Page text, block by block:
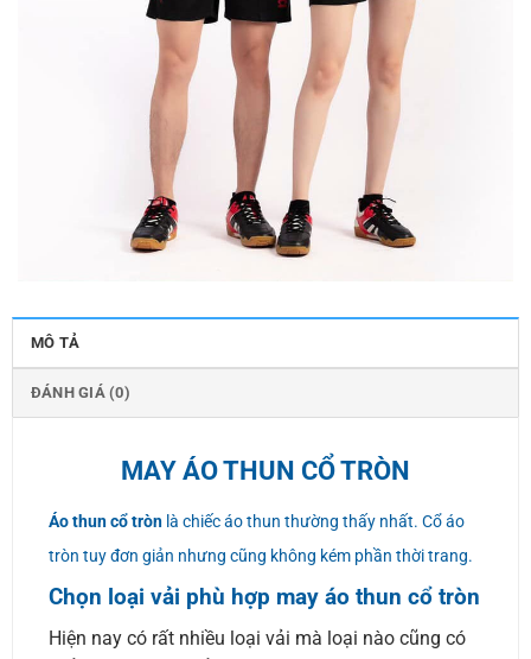
MÔ TẢ
ĐÁNH GIÁ (0)
MAY ÁO THUN CỔ TRÒN
Áo thun cổ trònlà chiếc áo thun thường thấy nhất. Cổ áo
tròn tuy đơn giản nhưng cũng không kém phần thời trang.
Chọn loại vải phù hợp may áo thun cổ tròn
Hiện nay có rất nhiều loại vải mà loại nào cũng có